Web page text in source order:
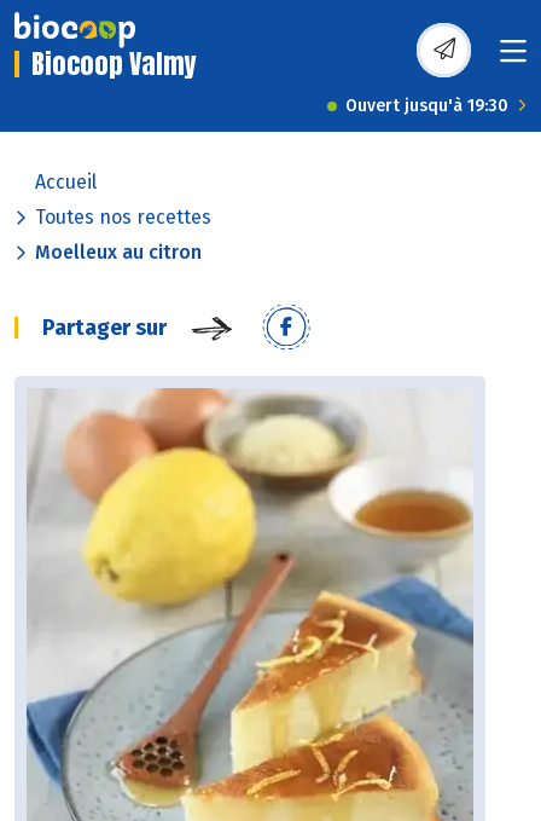
Biocoop Valmy
Ouvert jusqu'à 19:30
Accueil
Toutes nos recettes
Moelleux au citron
Partager sur